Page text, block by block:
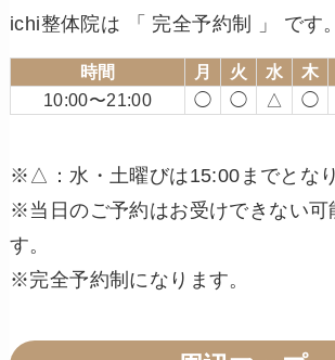
ichi整体院は 「 完全予約制 」 です。
時間 月 火 水 木
10:00〜21:00
◯ ◯ △ ◯
※△：水・土曜びは15:00までとな
※当日のご予約はお受けできない可
す。
※完全予約制になります。